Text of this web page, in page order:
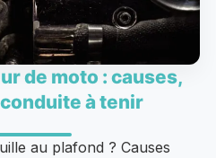
de moto : causes,
à tenir
au plafond ? Causes